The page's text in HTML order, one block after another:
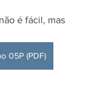
é fácil, mas
05P (PDF)